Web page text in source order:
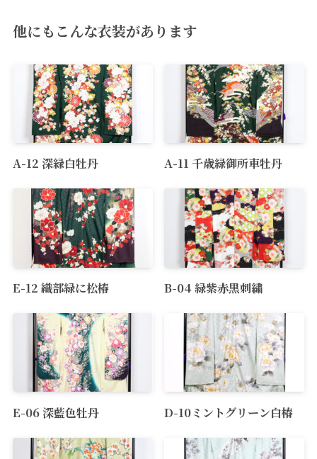
他にもこんな衣装があります
A-12 深緑白牡丹 A-11 千歳緑御所車牡丹
E-12 織部緑に松椿 B-04 緑紫赤黒刺繍
E-06 深藍色牡丹 D-10ミントグリーン白椿